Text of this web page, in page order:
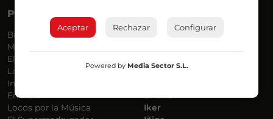
PROGRAMAS
Bilbosport
Más Música
El Madrugador
Lo Más Nuevo
Informativos
En Ruta
Locos por la Música
Eduardo
Iker
Aceptar Rechazar Configurar
Powered by Media Sector S.L.